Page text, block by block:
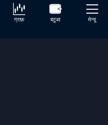
ग्राफ़ बटुआ मेन्यू